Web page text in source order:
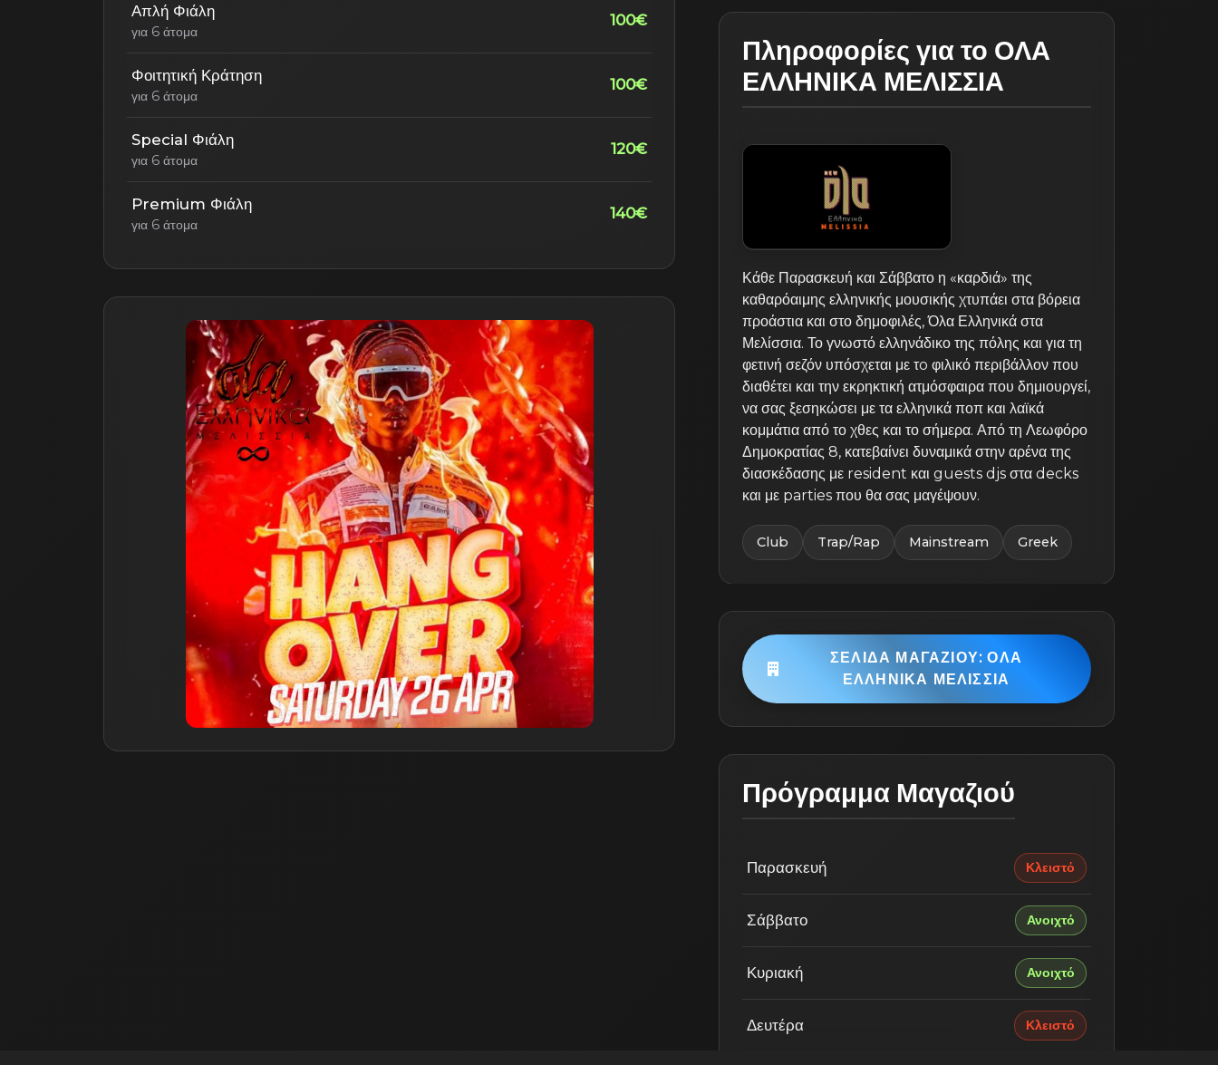
Απλή Φιάλη
για 6 άτομα
100€
Φοιτητική Κράτηση
για 6 άτομα
100€
Special Φιάλη
για 6 άτομα
120€
Premium Φιάλη
για 6 άτομα
140€
Πληροφορίες για το ΟΛΑ
ΕΛΛΗΝΙΚΑ ΜΕΛΙΣΣΙΑ
Κάθε Παρασκευή και Σάββατο η «καρδιά» της
καθαρόαιμης ελληνικής μουσικής χτυπάει στα βόρεια
προάστια και στο δημοφιλές, Όλα Ελληνικά στα
Μελίσσια. Το γνωστό ελληνάδικο της πόλης και για τη
φετινή σεζόν υπόσχεται με τo φιλικό περιβάλλον που
διαθέτει και την εκρηκτική ατμόσφαιρα που δημιουργεί,
να σας ξεσηκώσει με τα ελληνικά ποπ και λαϊκά
κομμάτια από το χθες και το σήμερα. Από τη Λεωφόρο
Δημοκρατίας 8, κατεβαίνει δυναμικά στην αρένα της
διασκέδασης με resident και guests djs στα decks
και με parties που θα σας μαγέψουν.
Club Trap/Rap Mainstream Greek
ΣΕΛΊΔΑ ΜΑΓΑΖΙΟΎ: ΟΛΑ
ΕΛΛΗΝΙΚΑ ΜΕΛΙΣΣΙΑ
Πρόγραμμα Μαγαζιού
Παρασκευή Κλειστό
Σάββατο Ανοιχτό
Κυριακή Ανοιχτό
Δευτέρα Κλειστό